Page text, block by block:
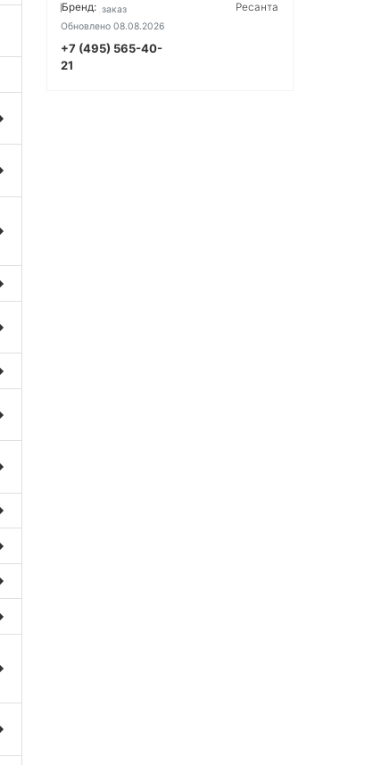
Бренд:
Ресанта
Под заказ
Обновлено 08.08.2026
+7 (495) 565-40-
21